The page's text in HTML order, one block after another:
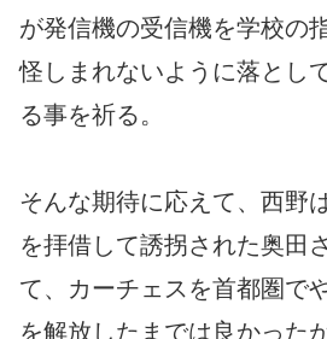
が発信機の受信機を学校の
怪しまれないように落とし
る事を祈る。
そんな期待に応えて、西野
を拝借して誘拐された奥田
て、カーチェスを首都圏で
を解放したまでは良かった